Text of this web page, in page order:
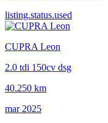
listing.status.used
CUPRA Leon
2.0 tdi 150cv dsg
40.250 km
mar 2025